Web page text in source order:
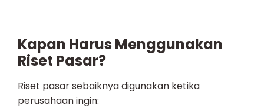
Kapan Harus Menggunakan
Riset Pasar?
Riset pasar sebaiknya digunakan ketika
perusahaan ingin: